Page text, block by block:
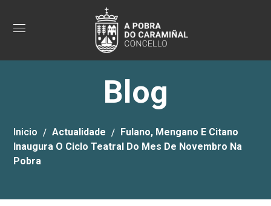
Blog
Inicio Actualidade
Fulano, Mengano E Citano
Inaugura O Ciclo Teatral Do Mes De Novembro Na
Pobra